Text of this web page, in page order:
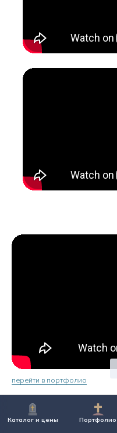
Каталог и цены Портфолио
перейти в портфолио